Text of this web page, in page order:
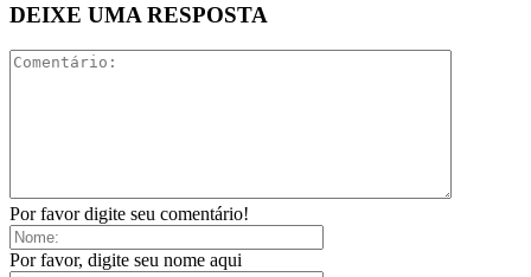
DEIXE UMA RESPOSTA
Por favor digite seu comentário!
Por favor, digite seu nome aqui